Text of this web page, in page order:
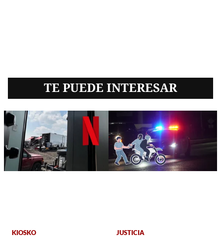
TE PUEDE INTERESAR
KIOSKO JUSTICIA